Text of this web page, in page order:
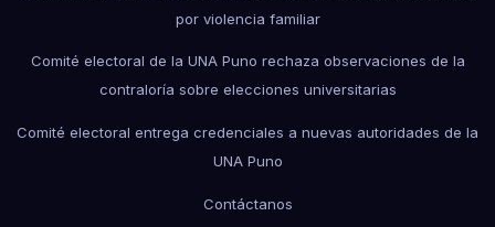
por violencia familiar
Comité electoral de la UNA Puno rechaza observaciones de la
contraloría sobre elecciones universitarias
Comité electoral entrega credenciales a nuevas autoridades de la
UNA Puno
Contáctanos